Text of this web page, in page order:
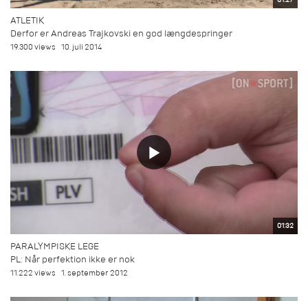
ATLETIK
Derfor er Andreas Trajkovski en god længdespringer
19.300 views 10. juli 2014
01:32
PARALYMPISKE LEGE
PL: Når perfektion ikke er nok
11.222 views 1. september 2012